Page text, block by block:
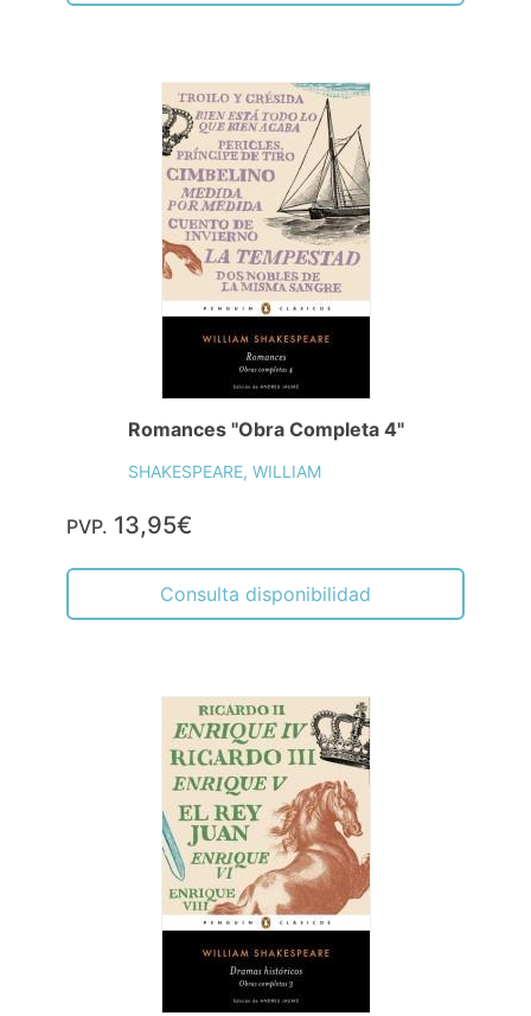
Romances "Obra Completa 4"
SHAKESPEARE, WILLIAM
PVP. 13,95€
Consulta disponibilidad